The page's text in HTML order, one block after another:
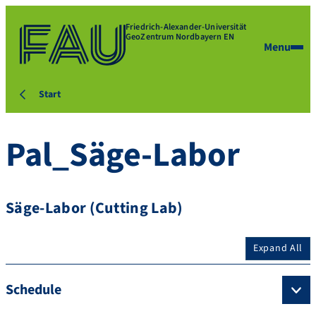
Friedrich-Alexander-Universität
GeoZentrum Nordbayern EN
Menu
Start
Pal_Säge-Labor
Säge-Labor (Cutting Lab)
Expand All
Schedule